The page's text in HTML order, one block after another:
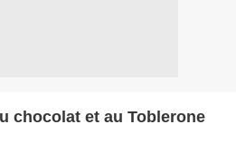
chocolat et au Toblerone